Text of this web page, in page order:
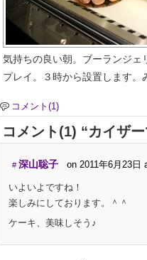
気持ちの良い朝。ブーランジェ
プレイ。３時から設置します。
コメント(1)
コメント(1) “カイザ
# 深山聡子 on 2011年6月23日
いよいよですね！
楽しみにしております。＾＾
ケーキ、美味しそう♪